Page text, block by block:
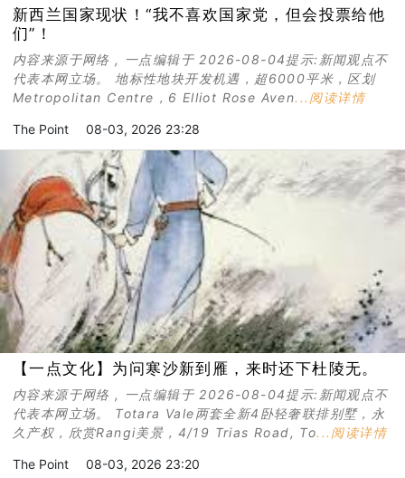
新西兰国家现状！“我不喜欢国家党，但会投票给他
们”！
内容来源于网络 , 一点编辑于 2026-08-04提示:新闻观点不
代表本网立场。 地标性地块开发机遇，超6000平米，区划
Metropolitan Centre，6 Elliot Rose Aven...阅读详情
The Point 08-03, 2026 23:28
【一点文化】为问寒沙新到雁，来时还下杜陵无。
内容来源于网络 , 一点编辑于 2026-08-04提示:新闻观点不
代表本网立场。 Totara Vale两套全新4卧轻奢联排别墅，永
久产权，欣赏Rangi美景，4/19 Trias Road, To...阅读详情
The Point 08-03, 2026 23:20